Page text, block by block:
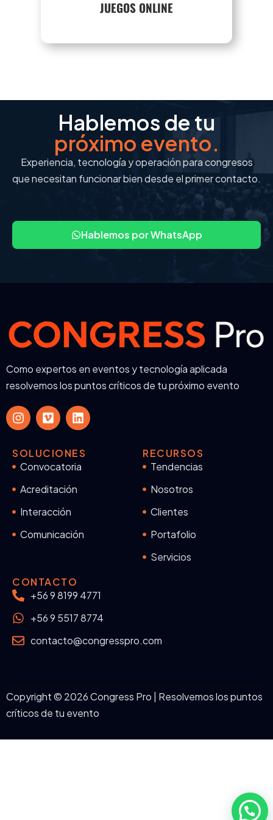
JUEGOS ONLINE
SABER MÁS
Hablemos de tu
próximo evento.
Experiencia, tecnología y operación para congresos
que necesitan funcionar bien desde el primer contacto.
Hablemos por WhatsApp
Como expertos en eventos y tecnología aplicada
resolvemos los puntos críticos de tu próximo evento
SOLUCIONES
Convocatoria
Acreditación
Interacción
Comunicación
RECURSOS
Tendencias
Nosotros
Clientes
Portafolio
Servicios
CONTACTO
+56 9 8199 4771
+56 9 5517 8774
contacto@congresspro.com
Copyright © 2026 Congress Pro | Resolvemos los puntos
críticos de tu evento